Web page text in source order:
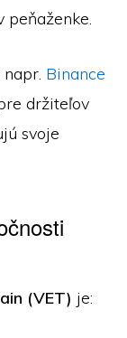
peňaženke.
Binance
držiteľov
svoje
(VET) je: